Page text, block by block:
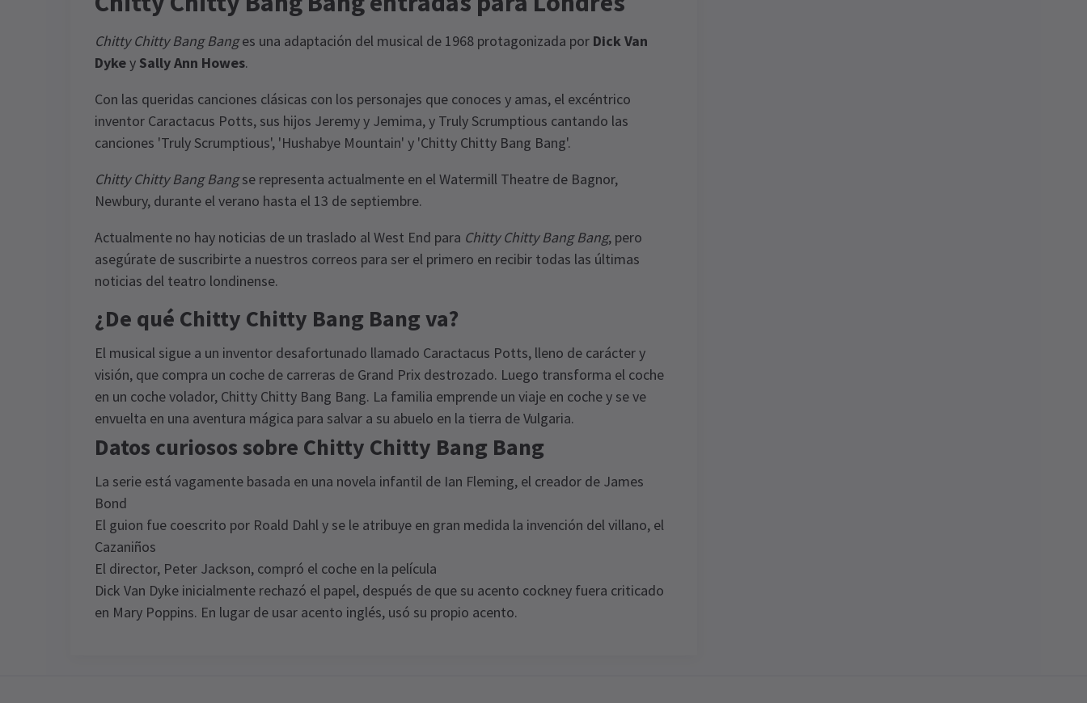
Chitty Chitty Bang Banges una adaptación del musical de 1968 protagonizada por Dick Van
Dykey Sally Ann Howes.
Con las queridas canciones clásicas con los personajes que conoces y amas, el excéntrico
inventor Caractacus Potts, sus hijos Jeremy y Jemima, y Truly Scrumptious cantando las
canciones 'Truly Scrumptious', 'Hushabye Mountain' y 'Chitty Chitty Bang Bang'.
Chitty Chitty Bang Bangse representa actualmente en el Watermill Theatre de Bagnor,
Newbury, durante el verano hasta el 13 de septiembre.
Actualmente no hay noticias de un traslado al West End para Chitty Chitty Bang Bang, pero
asegúrate de suscribirte a nuestros correos para ser el primero en recibir todas las últimas
noticias del teatro londinense.
¿De qué Chitty Chitty Bang Bang va?
El musical sigue a un inventor desafortunado llamado Caractacus Potts, lleno de carácter y
visión, que compra un coche de carreras de Grand Prix destrozado. Luego transforma el coche
en un coche volador, Chitty Chitty Bang Bang. La familia emprende un viaje en coche y se ve
envuelta en una aventura mágica para salvar a su abuelo en la tierra de Vulgaria.
Datos curiosos sobre Chitty Chitty Bang Bang
La serie está vagamente basada en una novela infantil de Ian Fleming, el creador de James
Bond
El guion fue coescrito por Roald Dahl y se le atribuye en gran medida la invención del villano, el
Cazaniños
El director, Peter Jackson, compró el coche en la película
Dick Van Dyke inicialmente rechazó el papel, después de que su acento cockney fuera criticado
en Mary Poppins. En lugar de usar acento inglés, usó su propio acento.